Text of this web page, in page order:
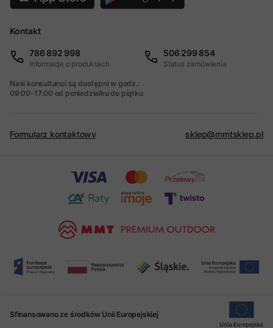
Kontakt
786 892 998
Informacje o produktach
506 299 854
Status zamówienia
Nasi konsultanci są dostępni w godz.:
09:00-17:00 od poniedziałku do piątku
Formularz kontaktowy sklep@mmtsklep.pl
Sfinansowano ze środków Unii Europejskiej